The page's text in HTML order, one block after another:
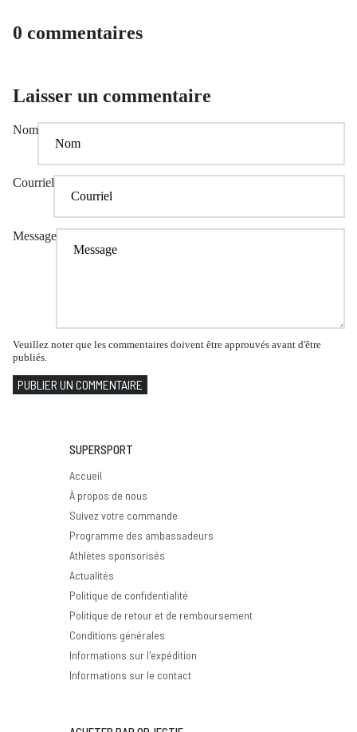
0 commentaires
Laisser un commentaire
Nom
Courriel
Message
Veuillez noter que les commentaires doivent être approuvés avant d'être
publiés.
PUBLIER UN COMMENTAIRE
SUPERSPORT
Accueil
À propos de nous
Suivez votre commande
Programme des ambassadeurs
Athlètes sponsorisés
Actualités
Politique de confidentialité
Politique de retour et de remboursement
Conditions générales
Informations sur l'expédition
Informations sur le contact